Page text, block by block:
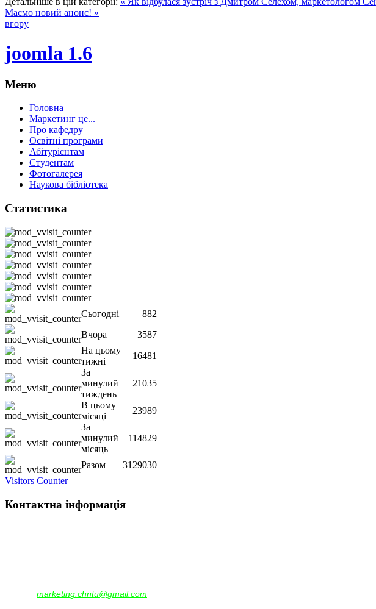
Маємо новий анонс! »
вгору
joomla 1.6
Меню
Головна
Маркетинг це...
Про кафедру
Освітні програми
Абітурієнтам
Студентам
Фотогалерея
Наукова бібліотека
Статистика
Сьогодні
882
Вчора
3587
На цьому
тижні
16481
За
минулий
тиждень
21035
В цьому
місяці
23989
За
минулий
місяць
114829
Разом
3129030
Visitors Counter
Контактна інформація
marketing.chntu@gmail.com